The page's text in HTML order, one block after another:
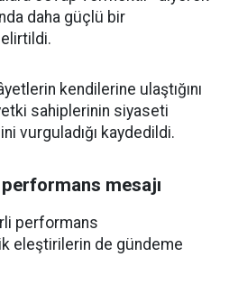
daha güçlü bir
kendilerine ulaştığını
sahiplerinin siyaseti
vurguladığı kaydedildi.
mesajı
performans
eleştirilerin de gündeme